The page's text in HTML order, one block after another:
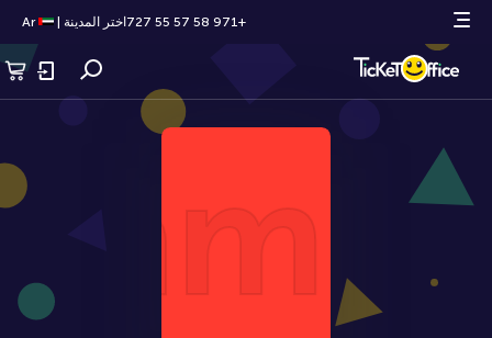
+971 58 57 55 727 اختر المدينة Ar